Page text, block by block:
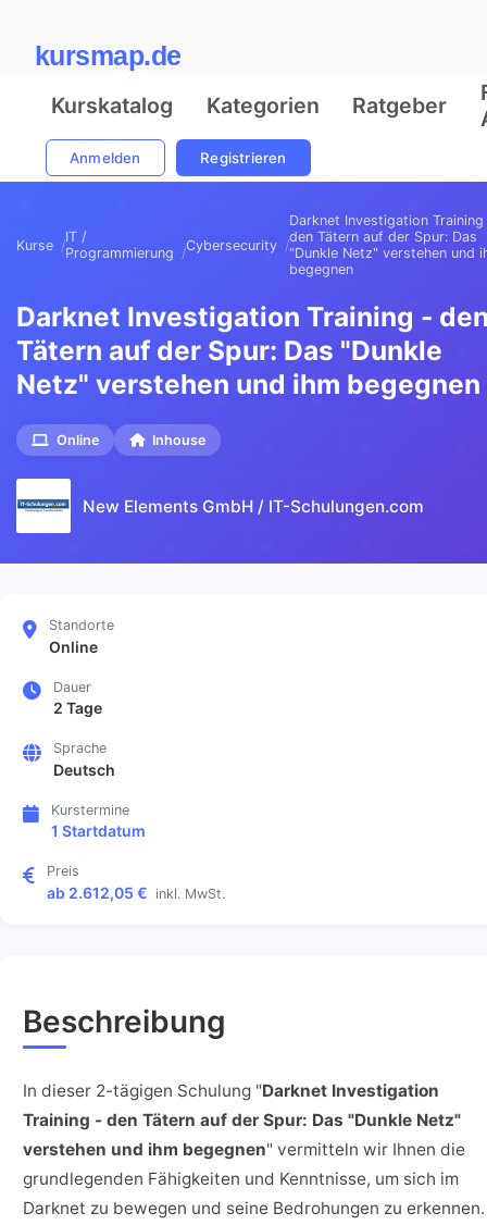
kursmap.de
Kurskatalog Kategorien Ratgeber
Anmelden Registrieren
Kurse
IT /
Programmierung
Cybersecurity
Darknet Investigation
den Tätern auf der Spur: Das
"Dunkle Netz" verstehen und
begegnen
Darknet Investigation Training -
Tätern auf der Spur: Das "Dunkle
Netz" verstehen und ihm begegnen
Online Inhouse
New Elements GmbH / IT-Schulungen.com
Standorte
Online
Dauer
2 Tage
Sprache
Deutsch
Kurstermine
1 Startdatum
Preis
ab 2.612,05 € inkl. MwSt.
Beschreibung
In dieser 2-tägigen Schulung "Darknet Investigation
Training - den Tätern auf der Spur: Das "Dunkle Netz"
verstehen und ihm begegnen" vermitteln wir Ihnen die
grundlegenden Fähigkeiten und Kenntnisse, um sich im
Darknet zu bewegen und seine Bedrohungen zu erkennen.